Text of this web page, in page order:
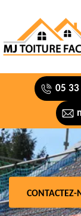
05
CONTACTEZ-